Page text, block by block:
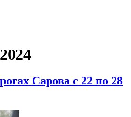
Сарова с 22 по 28